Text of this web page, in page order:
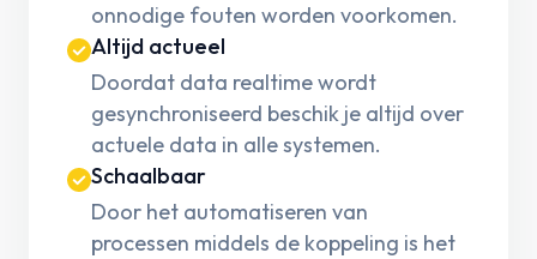
onnodige fouten worden voorkomen.
Altijd actueel
Doordat data realtime wordt
gesynchroniseerd beschik je altijd over
actuele data in alle systemen.
Schaalbaar
Door het automatiseren van
processen middels de koppeling is het